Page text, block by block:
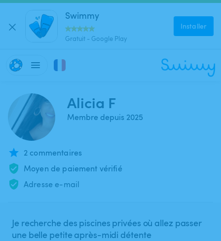
Swimmy
Gratuit - Google Play
Installer
Alicia F
Membre depuis 2025
2 commentaires
Moyen de paiement vérifié
Adresse e-mail
Je recherche des piscines privées où allez passer
une belle petite après-midi détente